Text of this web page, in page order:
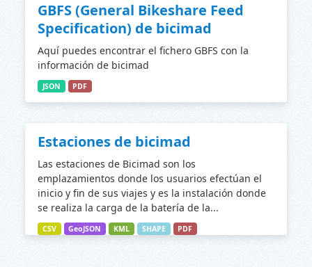
GBFS (General Bikeshare Feed
Specification) de bicimad
Aquí puedes encontrar el fichero GBFS con la
información de bicimad
JSON PDF
Estaciones de bicimad
Las estaciones de Bicimad son los
emplazamientos donde los usuarios efectúan el
inicio y fin de sus viajes y es la instalación donde
se realiza la carga de la batería de la...
CSV GeoJSON KML SHAPE PDF